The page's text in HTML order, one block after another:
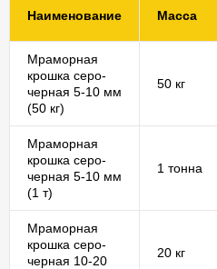
Наименование Масса
Мраморная
крошка серо-
черная 5-10 мм
(50 кг)
50 кг
Мраморная
крошка серо-
черная 5-10 мм
(1 т)
1 тонна
Мраморная
крошка серо-
черная 10-20
20 кг